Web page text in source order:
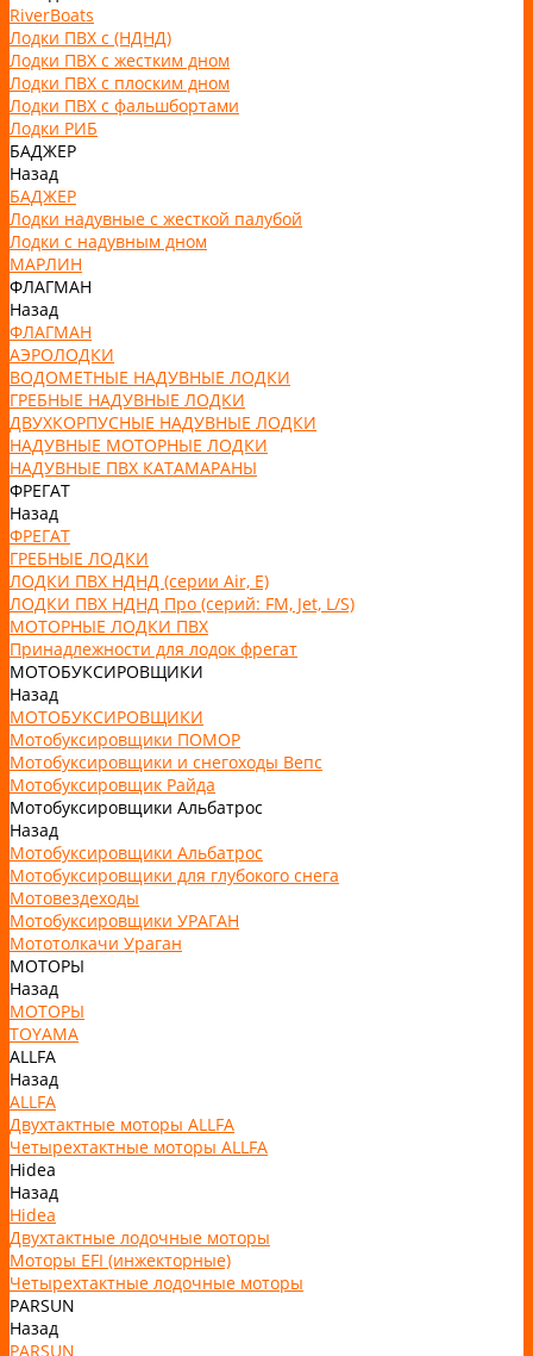
RiverBoats
Лодки ПВХ с (НДНД)
Лодки ПВХ с жестким дном
Лодки ПВХ с плоским дном
Лодки ПВХ с фальшбортами
Лодки РИБ
БАДЖЕР
Назад
БАДЖЕР
Лодки надувные с жесткой палубой
Лодки с надувным дном
МАРЛИН
ФЛАГМАН
Назад
ФЛАГМАН
АЭРОЛОДКИ
ВОДОМЕТНЫЕ НАДУВНЫЕ ЛОДКИ
ГРЕБНЫЕ НАДУВНЫЕ ЛОДКИ
ДВУХКОРПУСНЫЕ НАДУВНЫЕ ЛОДКИ
НАДУВНЫЕ МОТОРНЫЕ ЛОДКИ
НАДУВНЫЕ ПВХ КАТАМАРАНЫ
ФРЕГАТ
Назад
ФРЕГАТ
ГРЕБНЫЕ ЛОДКИ
ЛОДКИ ПВХ НДНД (серии Air, Е)
ЛОДКИ ПВХ НДНД Про (серий: FM, Jet, L/S)
МОТОРНЫЕ ЛОДКИ ПВХ
Принадлежности для лодок фрегат
МОТОБУКСИРОВЩИКИ
Назад
МОТОБУКСИРОВЩИКИ
Мотобуксировщики ПОМОР
Мотобуксировщики и снегоходы Вепс
Мотобуксировщик Райда
Мотобуксировщики Альбатрос
Назад
Мотобуксировщики Альбатрос
Мотобуксировщики для глубокого снега
Мотовездеходы
Мотобуксировщики УРАГАН
Мототолкачи Ураган
МОТОРЫ
Назад
МОТОРЫ
TOYAMA
ALLFA
Назад
ALLFA
Двухтактные моторы ALLFA
Четырехтактные моторы ALLFA
Hidea
Назад
Hidea
Двухтактные лодочные моторы
Моторы EFI (инжекторные)
Четырехтактные лодочные моторы
PARSUN
Назад
PARSUN